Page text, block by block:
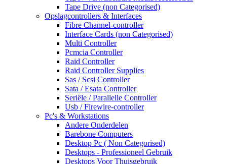
Tape Drive (non Categorised)
Opslagcontrollers & Interfaces
Fibre Channel-controller
Interface Cards (non Categorised)
Multi Controller
Pcmcia Controller
Raid Controller
Raid Controller Supplies
Sas / Scsi Controller
Sata / Esata Controller
Seriële / Parallelle Controller
Usb / Firewire-controller
Pc's & Workstations
Andere Onderdelen
Barebone Computers
Desktop Pc ( Non Categorised)
Desktops - Professioneel Gebruik
Desktops Voor Thuisgebruik